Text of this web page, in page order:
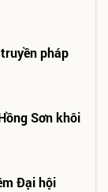
pháp
Sơn khôi
Đại hội